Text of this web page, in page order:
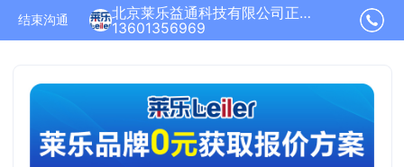
结束沟通
北京莱乐益通科技有限公司正在为您服务
13601356969